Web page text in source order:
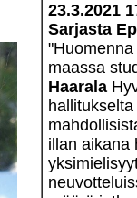
23.3.2021
Sarjasta
maassa
Haarala
illan aikana